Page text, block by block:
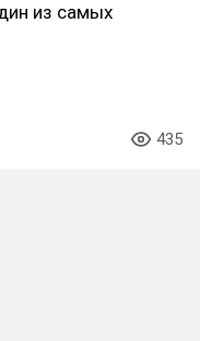
из самых
435